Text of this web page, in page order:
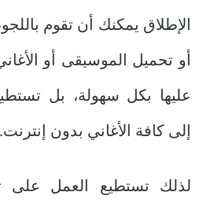
الإطلاق يمكنك أن تقوم
أو تحميل الموسيقى أو
عليها بكل سهولة، بل
إلى كافة الأغاني بدون إنترنت.
لذلك تستطيع العمل على